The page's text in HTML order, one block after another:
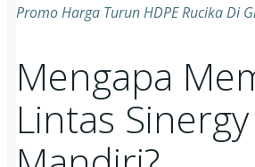
Promo Harga Turun HDPE Rucika Di
Mengapa
Lintas Sinergy